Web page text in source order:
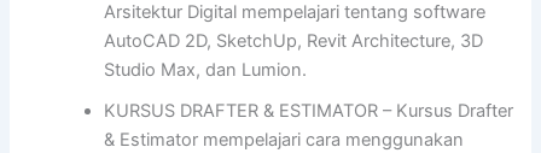
Arsitektur Digital mempelajari tentang software
AutoCAD 2D, SketchUp, Revit Architecture, 3D
Studio Max, dan Lumion.
KURSUS DRAFTER & ESTIMATOR – Kursus Drafter
& Estimator mempelajari cara menggunakan